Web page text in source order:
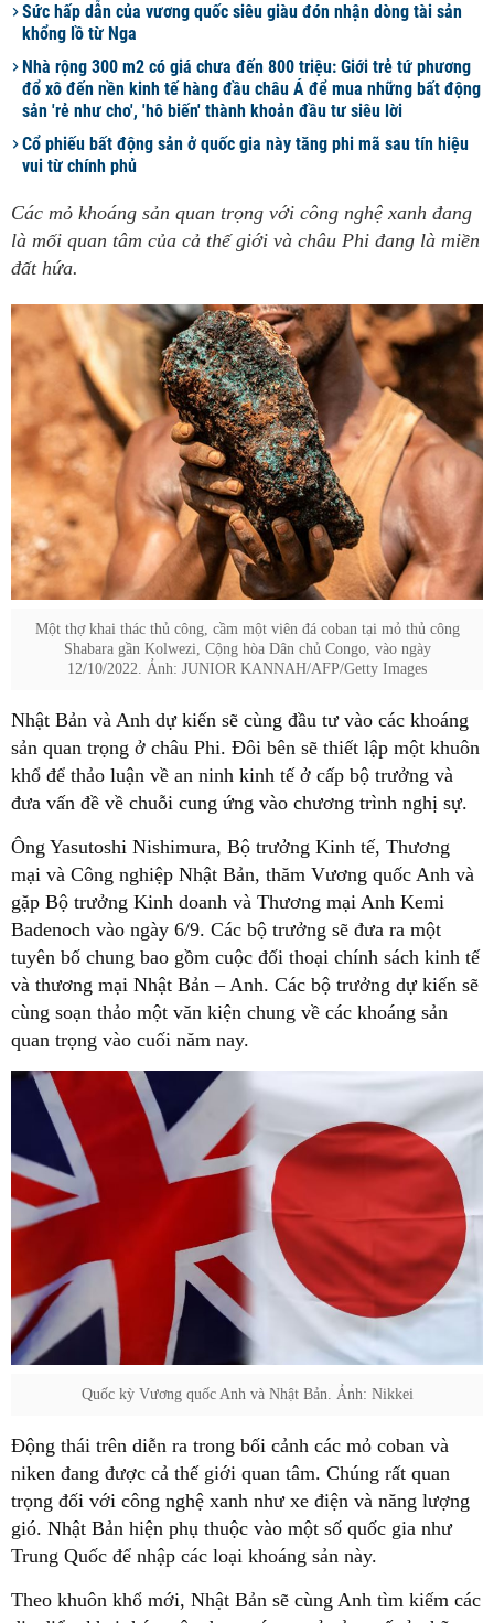
Sức hấp dẫn của vương quốc siêu giàu đón nhận dòng tài sản
khổng lồ từ Nga
Nhà rộng 300 m2 có giá chưa đến 800 triệu: Giới trẻ tứ phương
đổ xô đến nền kinh tế hàng đầu châu Á để mua những bất động
sản 'rẻ như cho', 'hô biến' thành khoản đầu tư siêu lời
Cổ phiếu bất động sản ở quốc gia này tăng phi mã sau tín hiệu
vui từ chính phủ
Các mỏ khoáng sản quan trọng với công nghệ xanh đang
là mối quan tâm của cả thế giới và châu Phi đang là miền
đất hứa.
Một thợ khai thác thủ công, cầm một viên đá coban tại mỏ thủ công
Shabara gần Kolwezi, Cộng hòa Dân chủ Congo, vào ngày
12/10/2022. Ảnh: JUNIOR KANNAH/AFP/Getty Images
Nhật Bản và Anh dự kiến sẽ cùng đầu tư vào các khoáng
sản quan trọng ở châu Phi. Đôi bên sẽ thiết lập một khuôn
khổ để thảo luận về an ninh kinh tế ở cấp bộ trưởng và
đưa vấn đề về chuỗi cung ứng vào chương trình nghị sự.
Ông Yasutoshi Nishimura, Bộ trưởng Kinh tế, Thương
mại và Công nghiệp Nhật Bản, thăm Vương quốc Anh và
gặp Bộ trưởng Kinh doanh và Thương mại Anh Kemi
Badenoch vào ngày 6/9. Các bộ trưởng sẽ đưa ra một
tuyên bố chung bao gồm cuộc đối thoại chính sách kinh tế
và thương mại Nhật Bản – Anh. Các bộ trưởng dự kiến sẽ
cùng soạn thảo một văn kiện chung về các khoáng sản
quan trọng vào cuối năm nay.
Quốc kỳ Vương quốc Anh và Nhật Bản. Ảnh: Nikkei
Động thái trên diễn ra trong bối cảnh các mỏ coban và
niken đang được cả thế giới quan tâm. Chúng rất quan
trọng đối với công nghệ xanh như xe điện và năng lượng
gió. Nhật Bản hiện phụ thuộc vào một số quốc gia như
Trung Quốc để nhập các loại khoáng sản này.
Theo khuôn khổ mới, Nhật Bản sẽ cùng Anh tìm kiếm các